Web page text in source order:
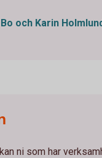
och Karin
ni som har